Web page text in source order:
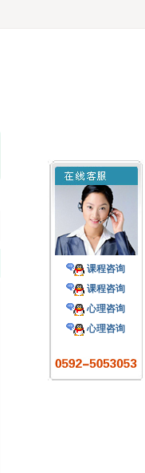
课程咨询
课程咨询
心理咨询
心理咨询